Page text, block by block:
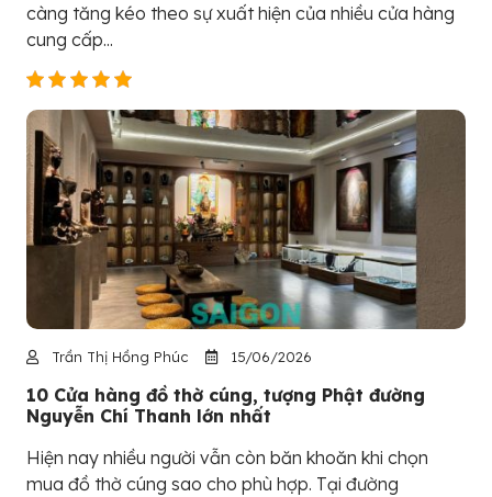
càng tăng kéo theo sự xuất hiện của nhiều cửa hàng
cung cấp...
Trần Thị Hồng Phúc 15/06/2026
10 Cửa hàng đồ thờ cúng, tượng Phật đường
Nguyễn Chí Thanh lớn nhất
Hiện nay nhiều người vẫn còn băn khoăn khi chọn
mua đồ thờ cúng sao cho phù hợp. Tại đường